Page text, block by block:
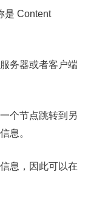
是 Content
务器或者客户端
个节点跳转到另
息。
息，因此可以在